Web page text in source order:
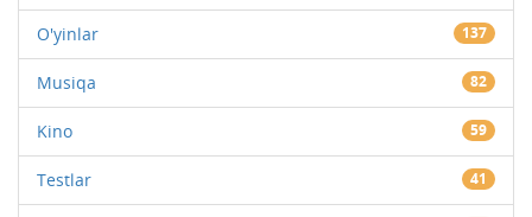
O'yinlar 137
Musiqa 82
Kino 59
Testlar 41